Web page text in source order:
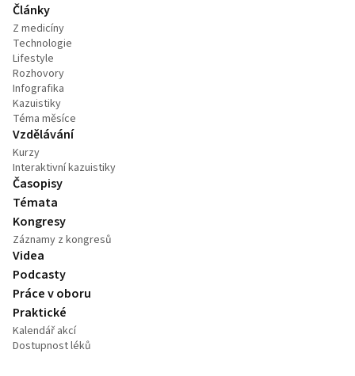
Články
Z medicíny
Technologie
Lifestyle
Rozhovory
Infografika
Kazuistiky
Téma měsíce
Vzdělávání
Kurzy
Interaktivní kazuistiky
Časopisy
Témata
Kongresy
Záznamy z kongresů
Videa
Podcasty
Práce v oboru
Praktické
Kalendář akcí
Dostupnost léků